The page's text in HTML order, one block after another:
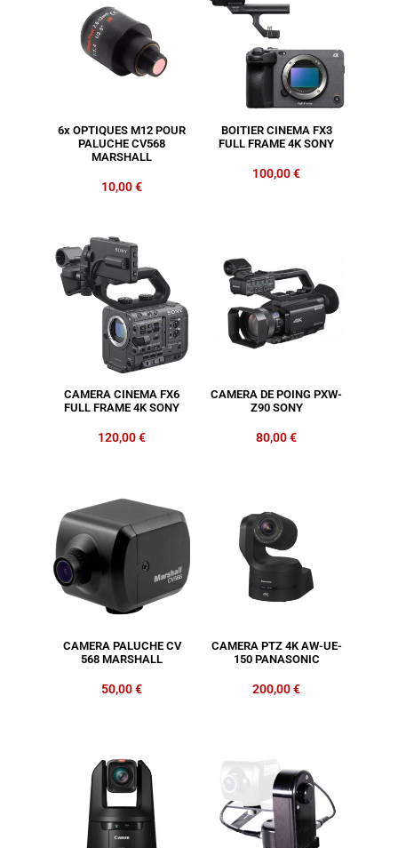
6x OPTIQUES M12 POUR
PALUCHE CV568
MARSHALL
10,00€
BOITIER CINEMA FX3
FULL FRAME 4K SONY
100,00€
CAMERA CINEMA FX6
FULL FRAME 4K SONY
120,00€
CAMERA DE POING PXW-
Z90 SONY
80,00€
CAMERA PALUCHE CV
568 MARSHALL
50,00€
CAMERA PTZ 4K AW-UE-
150 PANASONIC
200,00€